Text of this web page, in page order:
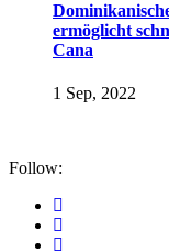
ermöglicht
Cana
1 Sep, 2022
Follow: